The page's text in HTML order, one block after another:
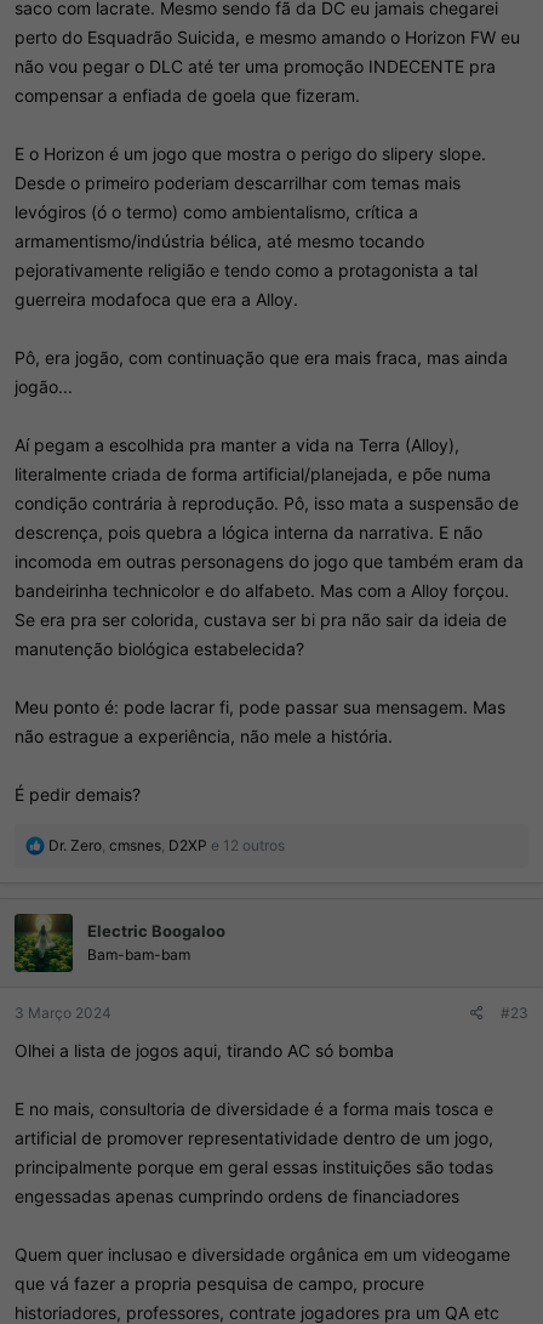
saco com lacrate. Mesmo sendo fã da DC eu jamais chegarei
perto do Esquadrão Suicida, e mesmo amando o Horizon FW eu
não vou pegar o DLC até ter uma promoção INDECENTE pra
compensar a enfiada de goela que fizeram.
E o Horizon é um jogo que mostra o perigo do slipery slope.
Desde o primeiro poderiam descarrilhar com temas mais
levógiros (ó o termo) como ambientalismo, crítica a
armamentismo/indústria bélica, até mesmo tocando
pejorativamente religião e tendo como a protagonista a tal
guerreira modafoca que era a Alloy.
Pô, era jogão, com continuação que era mais fraca, mas ainda
jogão...
Aí pegam a escolhida pra manter a vida na Terra (Alloy),
literalmente criada de forma artificial/planejada, e põe numa
condição contrária à reprodução. Pô, isso mata a suspensão de
descrença, pois quebra a lógica interna da narrativa. E não
incomoda em outras personagens do jogo que também eram da
bandeirinha technicolor e do alfabeto. Mas com a Alloy forçou.
Se era pra ser colorida, custava ser bi pra não sair da ideia de
manutenção biológica estabelecida?
Meu ponto é: pode lacrar fi, pode passar sua mensagem. Mas
não estrague a experiência, não mele a história.
É pedir demais?
R
ç
õ
e
s
Dr. Zero, cmsnes, D2XP e 12 outros
Electric Boogaloo
Bam-bam-bam
3 Março 2024 #23
Olhei a lista de jogos aqui, tirando AC só bomba
E no mais, consultoria de diversidade é a forma mais tosca e
artificial de promover representatividade dentro de um jogo,
principalmente porque em geral essas instituições são todas
engessadas apenas cumprindo ordens de financiadores
Quem quer inclusao e diversidade orgânica em um videogame
que vá fazer a propria pesquisa de campo, procure
historiadores, professores, contrate jogadores pra um QA etc